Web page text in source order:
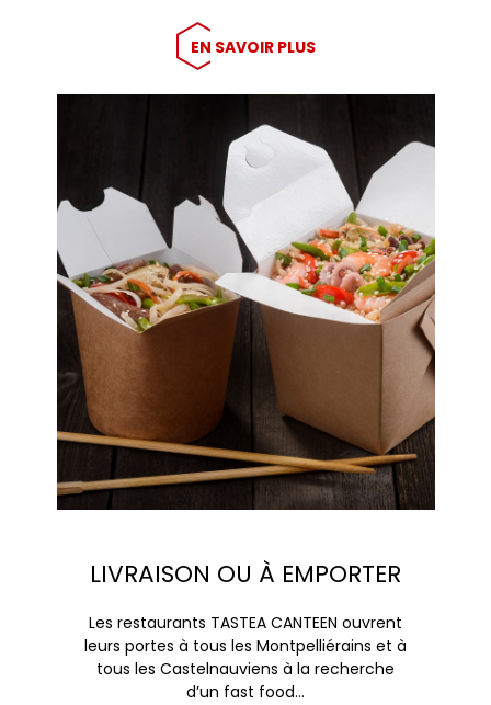
EN SAVOIR PLUS
LIVRAISON OU À EMPORTER
Les restaurants TASTEA CANTEEN ouvrent
leurs portes à tous les Montpelliérains et à
tous les Castelnauviens à la recherche
d’un fast food…